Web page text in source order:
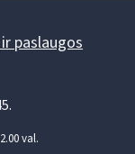
paslaugos
val.